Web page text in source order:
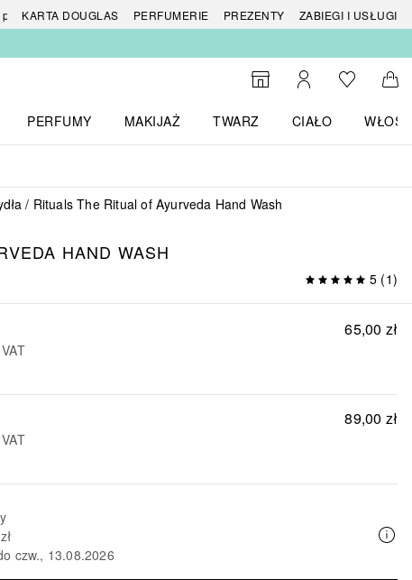
KARTA DOUGLAS PERFUMERIE PREZENTY
ZABIEGI I USŁUGI
Do wyszukiwarki
Moje kontoDo listyDo
PERFUMY
MAKIJAŻ
TWARZ
CIAŁO
WŁOSY
Rituals The Ritual of Ayurveda Hand Wash
HAND WASH
5 (1)
65,00 zł
89,00 zł
czw., 13.08.2026